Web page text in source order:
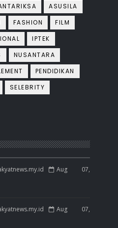
ASUSILA
FASHION
FILM
IPTEK
NUSANTARA
PENDIDIKAN
SELEBRITY
Aug 07,
Aug 07,